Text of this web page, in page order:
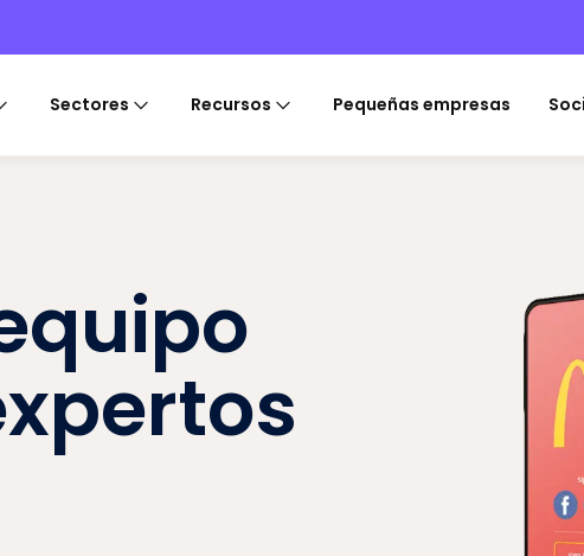
Sectores Recursos Pequeñas empresas